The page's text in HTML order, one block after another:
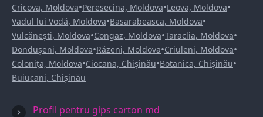
Cricova, Moldova•Peresecina, Moldova•Leova, Moldova•
Vadul lui Vodă, Moldova•Basarabeasca, Moldova•
Vulcănești, Moldova•Congaz, Moldova•Taraclia, Moldova•
Dondușeni, Moldova•Răzeni, Moldova•Criuleni, Moldova•
Colonița, Moldova•Ciocana, Chișinău•Botanica, Chișinău•
Buiucani, Chișinău
Profil pentru gips carton md